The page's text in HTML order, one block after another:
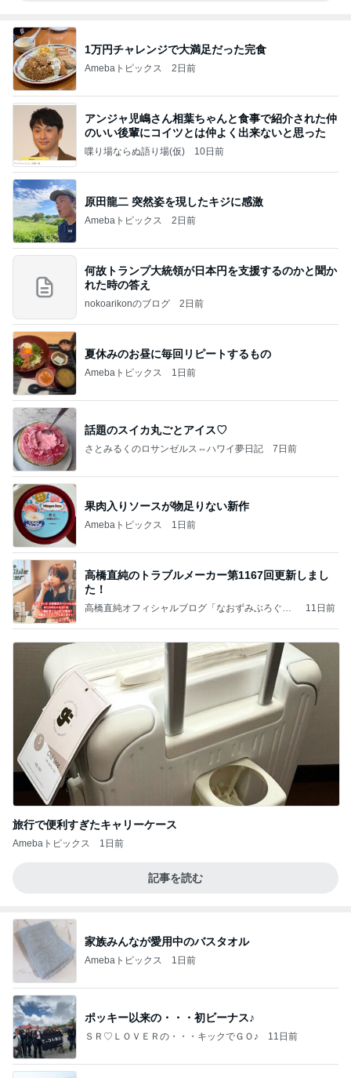
1万円チャレンジで大満足だった完食
Amebaトピックス 2日前
アンジャ児嶋さん相葉ちゃんと食事で紹介された仲
のいい後輩にコイツとは仲よく出来ないと思った
喋り場ならぬ語り場(仮) 10日前
原田龍二 突然姿を現したキジに感激
Amebaトピックス 2日前
何故トランプ大統領が日本円を支援するのかと聞か
れた時の答え
nokoarikonのブログ 2日前
夏休みのお昼に毎回リピートするもの
Amebaトピックス 1日前
話題のスイカ丸ごとアイス♡
さとみるくのロサンゼルス⇔ハワイ夢日記 7日前
果肉入りソースが物足りない新作
Amebaトピックス 1日前
高橋直純のトラブルメーカー第1167回更新しまし
た！
高橋直純オフィシャルブログ「なおずみぶろぐ」
11日前
旅行で便利すぎたキャリーケース
Amebaトピックス 1日前
記事を読む
家族みんなが愛用中のバスタオル
Amebaトピックス 1日前
ポッキー以来の・・・初ビーナス♪
ＳＲ♡ＬＯＶＥＲの・・・キックでＧＯ♪ 11日前